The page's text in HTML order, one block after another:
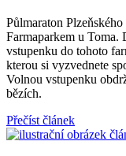
Půlmaraton
Farmaparkem u Toma.
vstupenku do tohoto
kterou si vyzvednete
Volnou vstupenku
bězích.
Přečíst článek